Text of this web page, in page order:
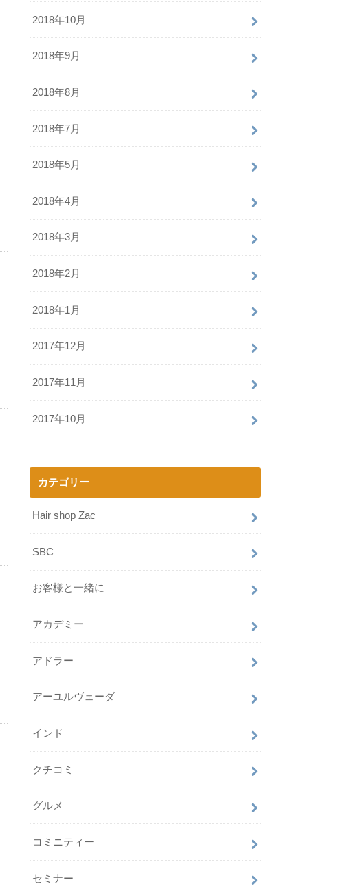
2018年10月
2018年9月
2018年8月
2018年7月
2018年5月
2018年4月
2018年3月
2018年2月
2018年1月
2017年12月
2017年11月
2017年10月
カテゴリー
Hair shop Zac
SBC
お客様と一緒に
アカデミー
アドラー
アーユルヴェーダ
インド
クチコミ
グルメ
コミニティー
セミナー